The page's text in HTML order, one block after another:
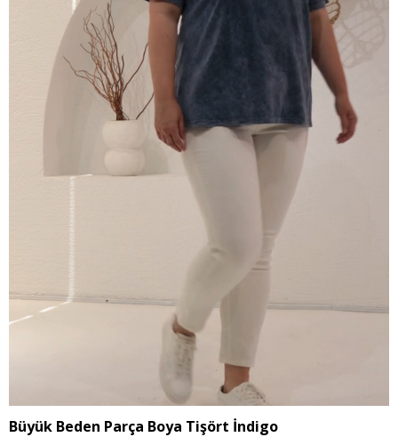
Büyük Beden Parça Boya Tişört İndigo